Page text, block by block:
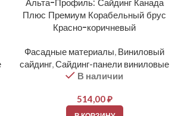
Альта-Профиль: Сайдинг Канада
Плюс Премиум Корабельный брус
Красно-коричневый
Фасадные материалы, Виниловый
сайдинг,Сайдинг-панели виниловые
В наличии
514,00₽